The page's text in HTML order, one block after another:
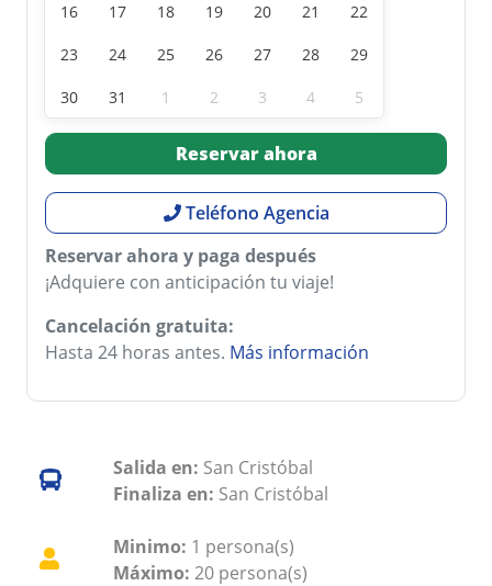
16 17 18 19 20 21 22
23 24 25 26 27 28 29
30 31 1 2 3 4 5
Reservar ahora
Teléfono Agencia
Reservar ahora y paga después
¡Adquiere con anticipación tu viaje!
Cancelación gratuita:
Hasta 24 horas antes. Más información
Salida en: San Cristóbal
Finaliza en: San Cristóbal
Minimo: 1 persona(s)
Máximo: 20 persona(s)